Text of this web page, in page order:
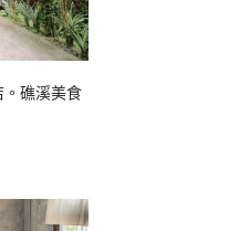
。礁溪美食